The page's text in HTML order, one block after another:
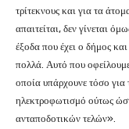
τρίτεκνους και για τα
απαιτείται, δεν γίνεται
έξοδα που έχει ο δήμος
πολλά. Αυτό που
οποία υπάρχουνε τόσο για
ηλεκτροφωτισμό ούτως
ανταποδοτικών τελών».